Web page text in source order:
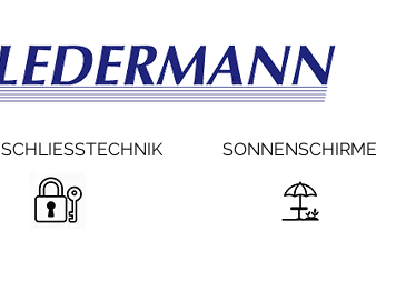
SCHLIESSTECHNIK SONNENSCHIRME